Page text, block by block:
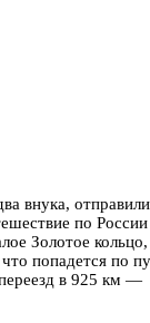
внука,
по
Золотое
попадется по
в 925 км —